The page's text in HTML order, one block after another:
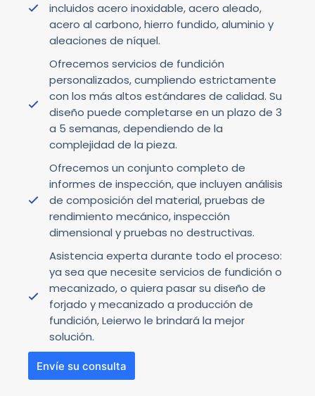
incluidos acero inoxidable, acero aleado,
acero al carbono, hierro fundido, aluminio y
aleaciones de níquel.
Ofrecemos servicios de fundición
personalizados, cumpliendo estrictamente
con los más altos estándares de calidad. Su
diseño puede completarse en un plazo de 3
a 5 semanas, dependiendo de la
complejidad de la pieza.
Ofrecemos un conjunto completo de
informes de inspección, que incluyen análisis
de composición del material, pruebas de
rendimiento mecánico, inspección
dimensional y pruebas no destructivas.
Asistencia experta durante todo el proceso:
ya sea que necesite servicios de fundición o
mecanizado, o quiera pasar su diseño de
forjado y mecanizado a producción de
fundición, Leierwo le brindará la mejor
solución.
Envíe su consulta